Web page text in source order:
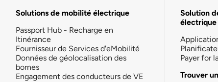
Solutions de mobilité électrique
Passport Hub - Recharge en
Itinérance
Fournisseur de Services d'eMobilité
Données de géolocalisation des
bornes
Engagement des conducteurs de VE
Solution
électrique
Payer for
Trouver